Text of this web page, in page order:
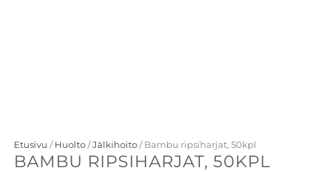
Etusivu / Huolto /Jälkihoito / Bambu ripsiharjat, 50kpl
BAMBU RIPSIHARJAT, 50KPL